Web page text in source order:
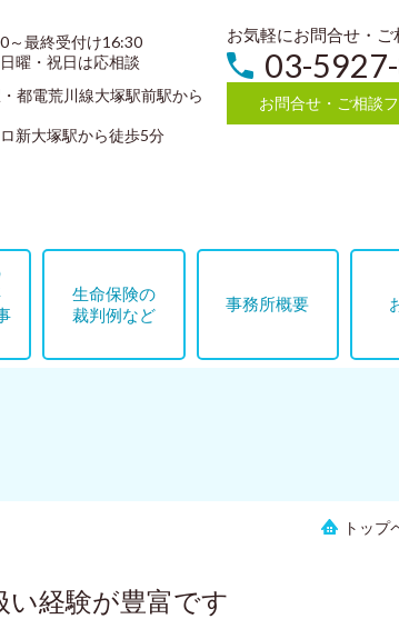
～最終受付け16:30
曜・祝日は応相談
都電荒川線大塚駅前駅から
新大塚駅から徒歩5分
お気軽にお問合せ・ご
03-
お問合せ・ご相談
生命保険の
裁判例など
事務所概要
トップ
い経験が豊富です